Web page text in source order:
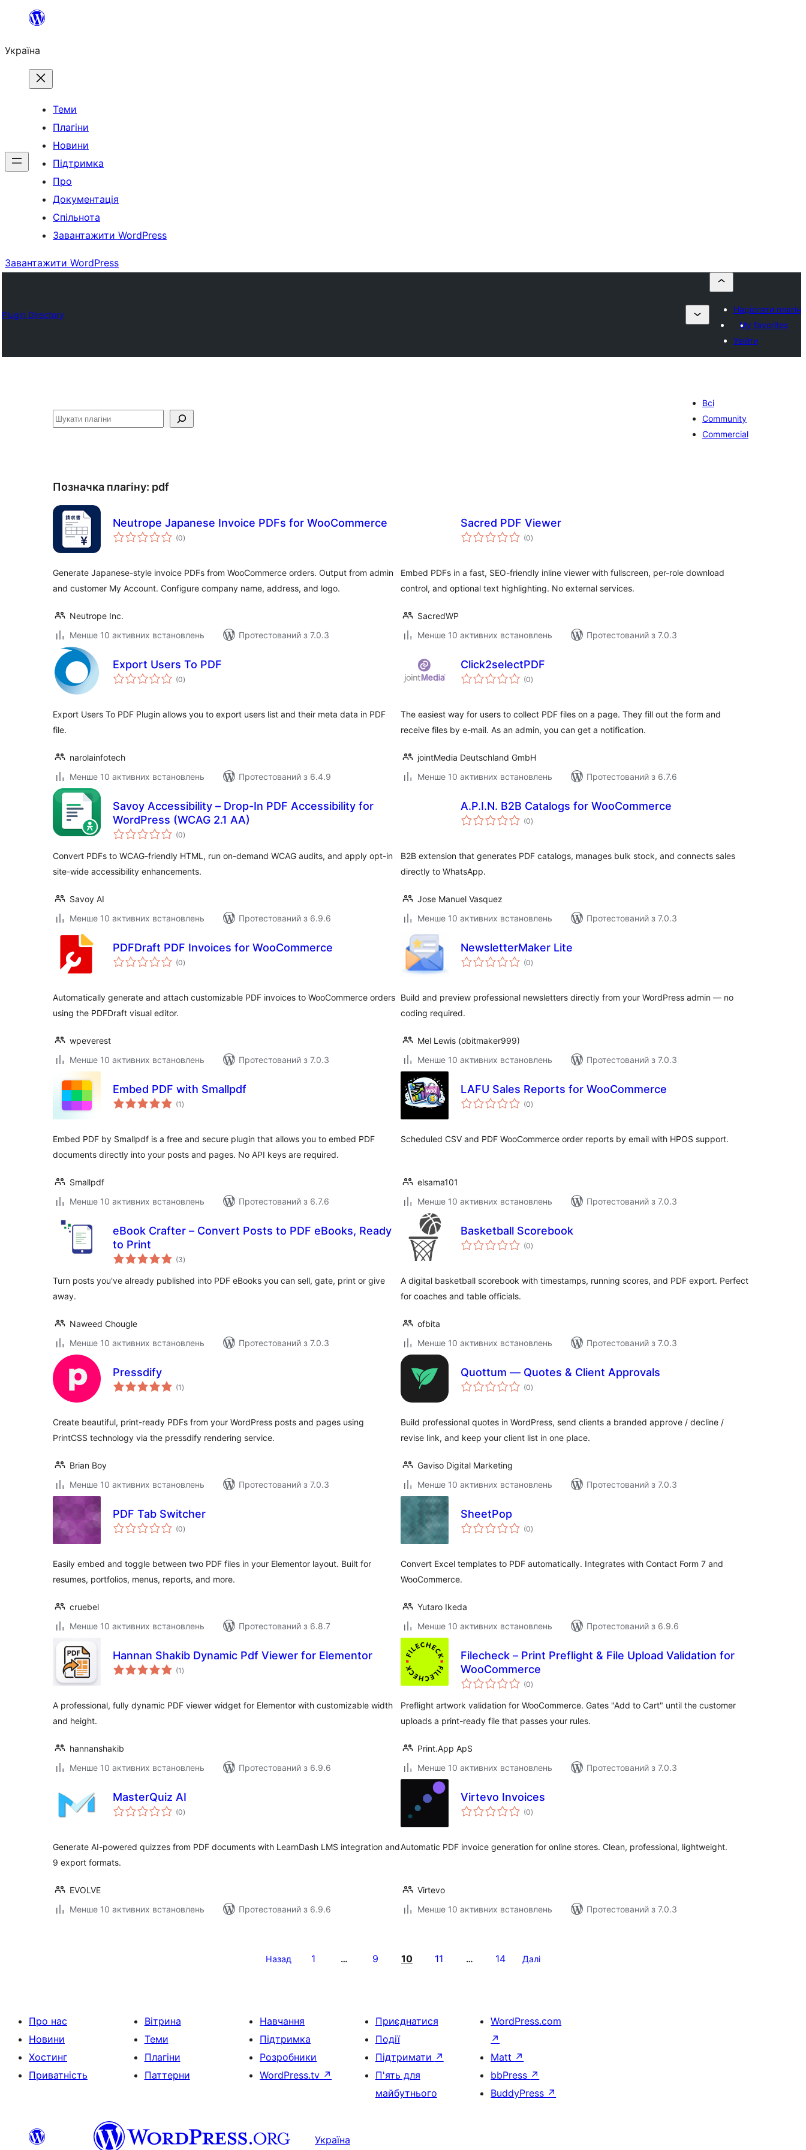
Перейти
вмісту
Україна
Теми
Плагіни
Новини
Підтримка
Про
Документація
Спільнота
Завантажити WordPress
Завантажити WordPress
Plugin Directory
Надіслати плагін
My favorites
Увійти
Пошук
Всі
Community
Commercial
Позначка плагіну: pdf
Neutrope Japanese Invoice PDFs for WooCommerce
(0загальний
рейтинг
)
Generate Japanese-style invoice PDFs from WooCommerce orders. Output from admin
and customer My Account. Configure company name, address, and logo.
Neutrope Inc.
Менше 10 активних встановлень
Протестований з 7.0.3
Sacred PDF Viewer
(0загальний
рейтинг
)
Embed PDFs in a fast, SEO-friendly inline viewer with fullscreen, per-role download
control, and optional text highlighting. No external services.
SacredWP
Менше 10 активних встановлень
Протестований з 7.0.3
Export Users To PDF
(0загальний
рейтинг
)
Export Users To PDF Plugin allows you to export users list and their meta data in PDF
file.
narolainfotech
Менше 10 активних встановлень
Протестований з 6.4.9
Click2selectPDF
(0загальний
рейтинг
)
The easiest way for users to collect PDF files on a page. They fill out the form and
receive files by e-mail. As an admin, you can get a notification.
jointMedia Deutschland GmbH
Менше 10 активних встановлень
Протестований з 6.7.6
Savoy Accessibility – Drop-In PDF Accessibility for
WordPress (WCAG 2.1 AA)
(0загальний
рейтинг
)
Convert PDFs to WCAG-friendly HTML, run on-demand WCAG audits, and apply opt-in
site-wide accessibility enhancements.
Savoy AI
Менше 10 активних встановлень
Протестований з 6.9.6
A.P.I.N. B2B Catalogs for WooCommerce
(0загальний
рейтинг
)
B2B extension that generates PDF catalogs, manages bulk stock, and connects sales
directly to WhatsApp.
Jose Manuel Vasquez
Менше 10 активних встановлень
Протестований з 7.0.3
PDFDraft PDF Invoices for WooCommerce
(0загальний
рейтинг
)
Automatically generate and attach customizable PDF invoices to WooCommerce orders
using the PDFDraft visual editor.
wpeverest
Менше 10 активних встановлень
Протестований з 7.0.3
NewsletterMaker Lite
(0загальний
рейтинг
)
Build and preview professional newsletters directly from your WordPress admin — no
coding required.
Mel Lewis (obitmaker999)
Менше 10 активних встановлень
Протестований з 7.0.3
Embed PDF with Smallpdf
(1 загальний
рейтинг
)
Embed PDF by Smallpdf is a free and secure plugin that allows you to embed PDF
documents directly into your posts and pages. No API keys are required.
Smallpdf
Менше 10 активних встановлень
Протестований з 6.7.6
LAFU Sales Reports for WooCommerce
(0загальний
рейтинг
)
Scheduled CSV and PDF WooCommerce order reports by email with HPOS support.
elsama101
Менше 10 активних встановлень
Протестований з 7.0.3
eBook Crafter – Convert Posts to PDF eBooks, Ready
to Print
(3загальний
рейтинг
)
Turn posts you've already published into PDF eBooks you can sell, gate, print or give
away.
Naweed Chougle
Менше 10 активних встановлень
Протестований з 7.0.3
Basketball Scorebook
(0загальний
рейтинг
)
A digital basketball scorebook with timestamps, running scores, and PDF export. Perfect
for coaches and table officials.
ofbita
Менше 10 активних встановлень
Протестований з 7.0.3
Pressdify
(1 загальний
рейтинг
)
Create beautiful, print-ready PDFs from your WordPress posts and pages using
PrintCSS technology via the pressdify rendering service.
Brian Boy
Менше 10 активних встановлень
Протестований з 7.0.3
Quottum — Quotes & Client Approvals
(0загальний
рейтинг
)
Build professional quotes in WordPress, send clients a branded approve / decline /
revise link, and keep your client list in one place.
Gaviso Digital Marketing
Менше 10 активних встановлень
Протестований з 7.0.3
PDF Tab Switcher
(0загальний
рейтинг
)
Easily embed and toggle between two PDF files in your Elementor layout. Built for
resumes, portfolios, menus, reports, and more.
cruebel
Менше 10 активних встановлень
Протестований з 6.8.7
SheetPop
(0загальний
рейтинг
)
Convert Excel templates to PDF automatically. Integrates with Contact Form 7 and
WooCommerce.
Yutaro Ikeda
Менше 10 активних встановлень
Протестований з 6.9.6
Hannan Shakib Dynamic Pdf Viewer for Elementor
(1 загальний
рейтинг
)
A professional, fully dynamic PDF viewer widget for Elementor with customizable width
and height.
hannanshakib
Менше 10 активних встановлень
Протестований з 6.9.6
Filecheck – Print Preflight & File Upload Validation for
WooCommerce
(0загальний
рейтинг
)
Preflight artwork validation for WooCommerce. Gates "Add to Cart" until the customer
uploads a print-ready file that passes your rules.
Print.App ApS
Менше 10 активних встановлень
Протестований з 7.0.3
MasterQuiz AI
(0загальний
рейтинг
)
Generate AI-powered quizzes from PDF documents with LearnDash LMS integration and
9 export formats.
EVOLVE
Менше 10 активних встановлень
Протестований з 6.9.6
Virtevo Invoices
(0загальний
рейтинг
)
Automatic PDF invoice generation for online stores. Clean, professional, lightweight.
Virtevo
Менше 10 активних встановлень
Протестований з 7.0.3
Назад 1 … 9 10 11 … 14 Далі
Про нас
Новини
Хостинг
Приватність
Вітрина
Теми
Плагіни
Паттерни
Навчання
Підтримка
Розробники
WordPress.tv ↗
Приєднатися
Події
Підтримати ↗
П'ять для
майбутнього
WordPress.com
↗
Matt ↗
bbPress ↗
BuddyPress ↗
Україна